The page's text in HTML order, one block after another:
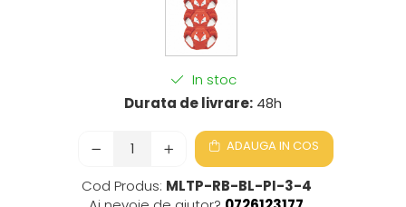
In stoc
Durata de livrare: 48h
ADAUGA IN COS
Cod Produs: MLTP-RB-BL-PI-3-4